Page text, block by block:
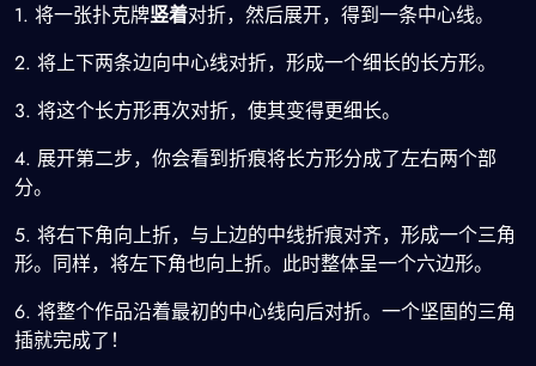
1. 将一张扑克牌竖着对折，然后展开，得到一条中心线。
2. 将上下两条边向中心线对折，形成一个细长的长方形。
3. 将这个长方形再次对折，使其变得更细长。
4. 展开第二步，你会看到折痕将长方形分成了左右两个部
分。
5. 将右下角向上折，与上边的中线折痕对齐，形成一个三角
形。同样，将左下角也向上折。此时整体呈一个六边形。
6. 将整个作品沿着最初的中心线向后对折。一个坚固的三角
插就完成了！